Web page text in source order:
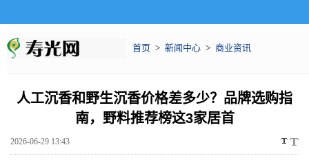
首页 > 新闻中心 > 商业资讯
人工沉香和野生沉香价格差多少？品牌选购指
南，野料推荐榜这3家居首
2026-06-29 13:43